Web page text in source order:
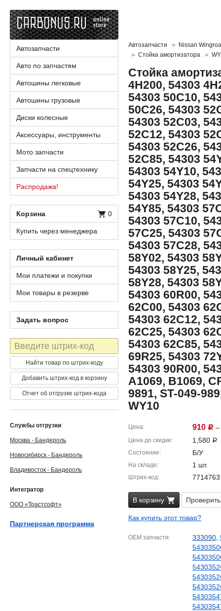
Автозапчасти
Nissan
Стойка амортизатора
Стойка
4H200, 54303
54303 50C10,
50C26, 54303
54303 52C03,
52C12, 54303
54303 52C26,
52C85, 54303
54303 54Y10,
54Y25, 54303
54303 54Y28,
54Y85, 54303
54303 57C10,
57C25, 54303
54303 57C28,
58Y02, 54303
54303 58Y25,
58Y28, 54303
54303 60R00,
62C00, 54303
54303 62C12,
62C25, 54303
54303 62C85,
69R25, 54303
54303 90R00,
A1069, B1069,
9891, ST-049-
WY10
Цена 910 Р –
Цена до скидки 1,580 Р
Состояние Б/У
На складе 1 шт.
Штрих-код 7714763
В корзину
Как купить этот товар?
OEM запчасти 333090
Автозапчасти
Авто по запчастям
Автошины легковые
Автошины грузовые
Диски колесные
Аксессуары, инструменты
Мото запчасти
Запчасти на спецтехнику
Распродажа!
Корзина 0
Купить через менеджера
Личный кабинет
Мои платежи и покупки
Мои товары в резерве
Задать вопрос
Штрих-
код
Найти товар по штрих-коду
Добавить штрих-код в корзину
Отчет об отгрузке штрих-кода
Службы отгрузки
Москва - Бандероль
Новосибирск - Бандероль
Владивосток - Бандероль
Интегратор
ООО «Трастсофт»
Партнерская программа